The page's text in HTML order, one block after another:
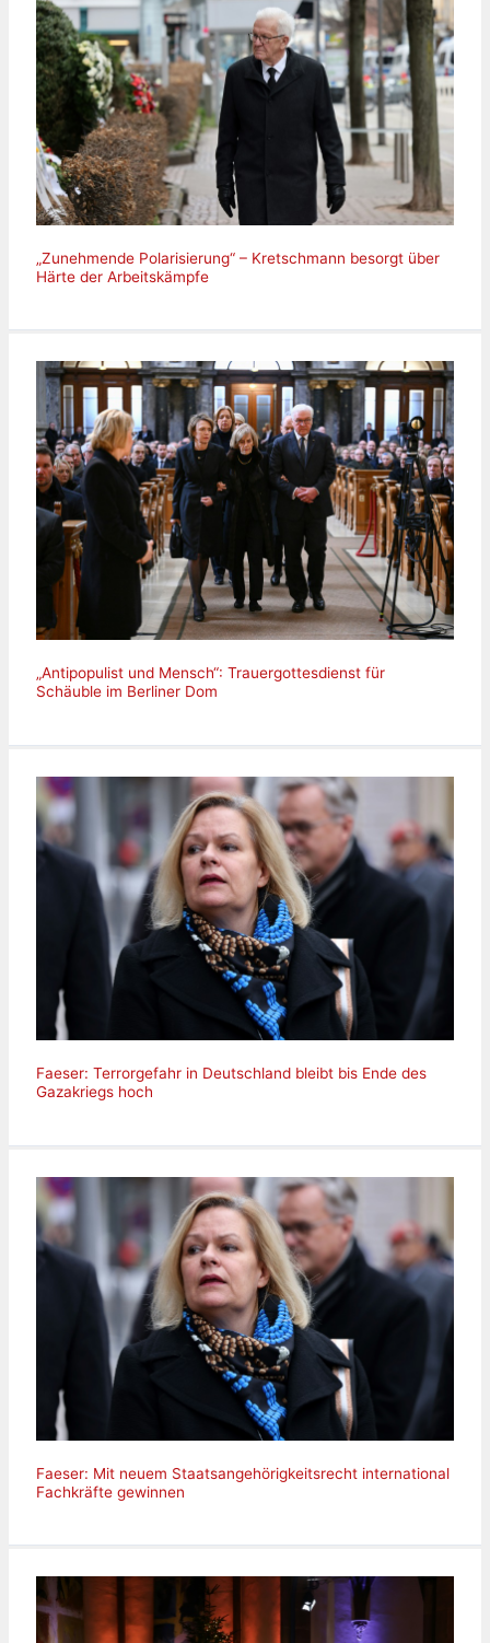
„Zunehmende Polarisierung“ – Kretschmann besorgt über
Härte der Arbeitskämpfe
„Antipopulist und Mensch“: Trauergottesdienst für
Schäuble im Berliner Dom
Faeser: Terrorgefahr in Deutschland bleibt bis Ende des
Gazakriegs hoch
Faeser: Mit neuem Staatsangehörigkeitsrecht international
Fachkräfte gewinnen